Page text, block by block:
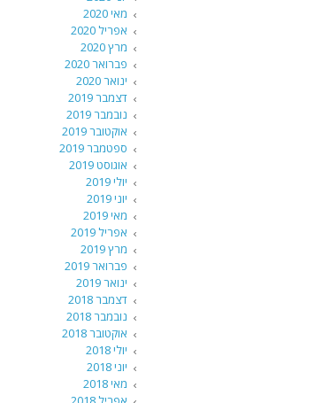
מאי 2020
אפריל 2020
מרץ 2020
פברואר 2020
ינואר 2020
דצמבר 2019
נובמבר 2019
אוקטובר 2019
ספטמבר 2019
אוגוסט 2019
יולי 2019
יוני 2019
מאי 2019
אפריל 2019
מרץ 2019
פברואר 2019
ינואר 2019
דצמבר 2018
נובמבר 2018
אוקטובר 2018
יולי 2018
יוני 2018
מאי 2018